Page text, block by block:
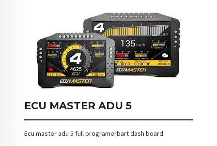
ECU MASTER ADU 5
Ecu master adu 5 full programerbart dash board